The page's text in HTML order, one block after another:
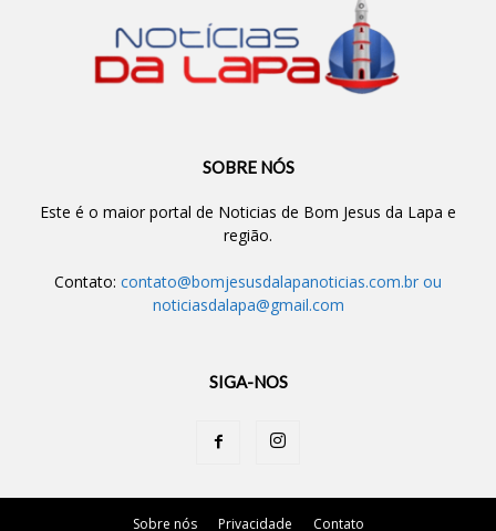
SOBRE NÓS
Este é o maior portal de Noticias de Bom Jesus da Lapa e
região.
Contato: contato@bomjesusdalapanoticias.com.br ou
noticiasdalapa@gmail.com
SIGA-NOS
Sobre nós Privacidade Contato